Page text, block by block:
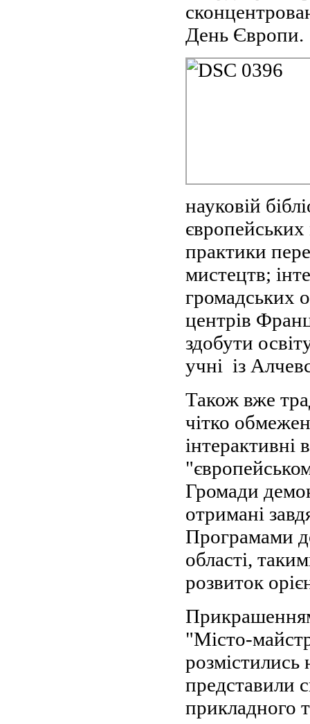
День Європи.
науковій
європейських
практики
мистецтв;
громадських
центрів
здобути
учні із
Також вже
чітко
інтерактивні
Громади
отримані
Програмами
області,
розвиток
"Місто-
представили
прикладного